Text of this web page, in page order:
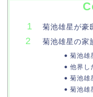
菊池雄星が豪
菊池雄星の家
菊池雄
他界し
菊池雄
菊池雄